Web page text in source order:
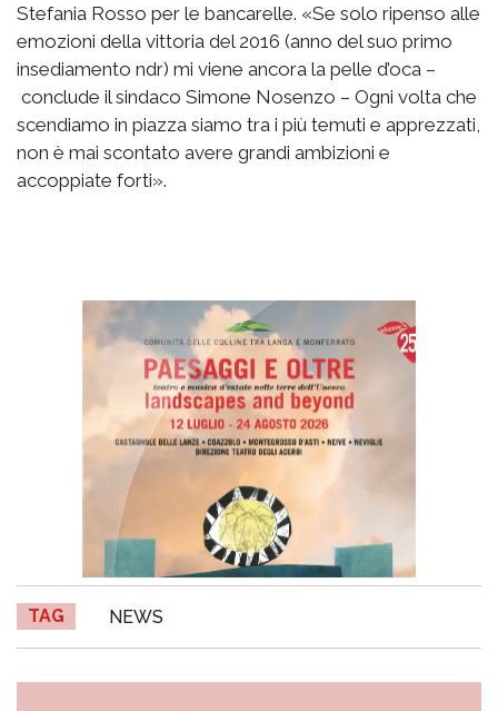
Stefania Rosso per le bancarelle. «Se solo ripenso alle
emozioni della vittoria del 2016 (anno del suo primo
insediamento ndr) mi viene ancora la pelle d’oca –
conclude il sindaco Simone Nosenzo – Ogni volta che
scendiamo in piazza siamo tra i più temuti e apprezzati,
non è mai scontato avere grandi ambizioni e
accoppiate forti».
TAG NEWS